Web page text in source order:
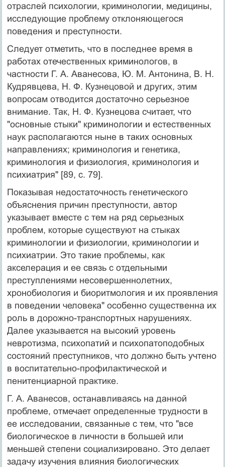
отраслей психологии, криминологии, медицины,
исследующие проблему отклоняющегося
поведения и преступности.
Следует отметить, что в последнее время в
работах отечественных криминологов, в
частности Г. А. Аванесова, Ю. М. Антонина, В. Н.
Кудрявцева, Н. Ф. Кузнецовой и других, этим
вопросам отводится достаточно серьезное
внимание. Так, Н. Ф. Кузнецова считает, что
"основные стыки" криминологии и естественных
наук располагаются ныне в таких основных
направлениях; криминология и генетика,
криминология и физиология, криминология и
психиатрия" [89, с. 79].
Показывая недостаточность генетического
объяснения причин преступности, автор
указывает вместе с тем на ряд серьезных
проблем, которые существуют на стыках
криминологии и физиологии, криминологии и
психиатрии. Это такие проблемы, как
акселерация и ее связь с отдельными
преступлениями несовершеннолетних,
хронобиология и биоритмология и их проявления
в поведении человека" особенно существенна их
роль в дорожно-транспортных нарушениях.
Далее указывается на высокий уровень
невротизма, психопатий и психопатоподобных
состояний преступников, что должно быть учтено
в воспитательно-профилактической и
пенитенциарной практике.
Г. А. Аванесов, останавливаясь на данной
проблеме, отмечает определенные трудности в
ее исследовании, связанные с тем, что "все
биологическое в личности в большей или
меньшей степени социализировано. Это делает
задачу изучения влияния биологических